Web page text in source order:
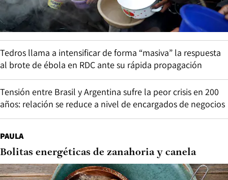
Tedros llama a intensificar de forma “masiva” la respuesta
al brote de ébola en RDC ante su rápida propagación
Tensión entre Brasil y Argentina sufre la peor crisis en 200
años: relación se reduce a nivel de encargados de negocios
PAULA
Bolitas energéticas de zanahoria y canela